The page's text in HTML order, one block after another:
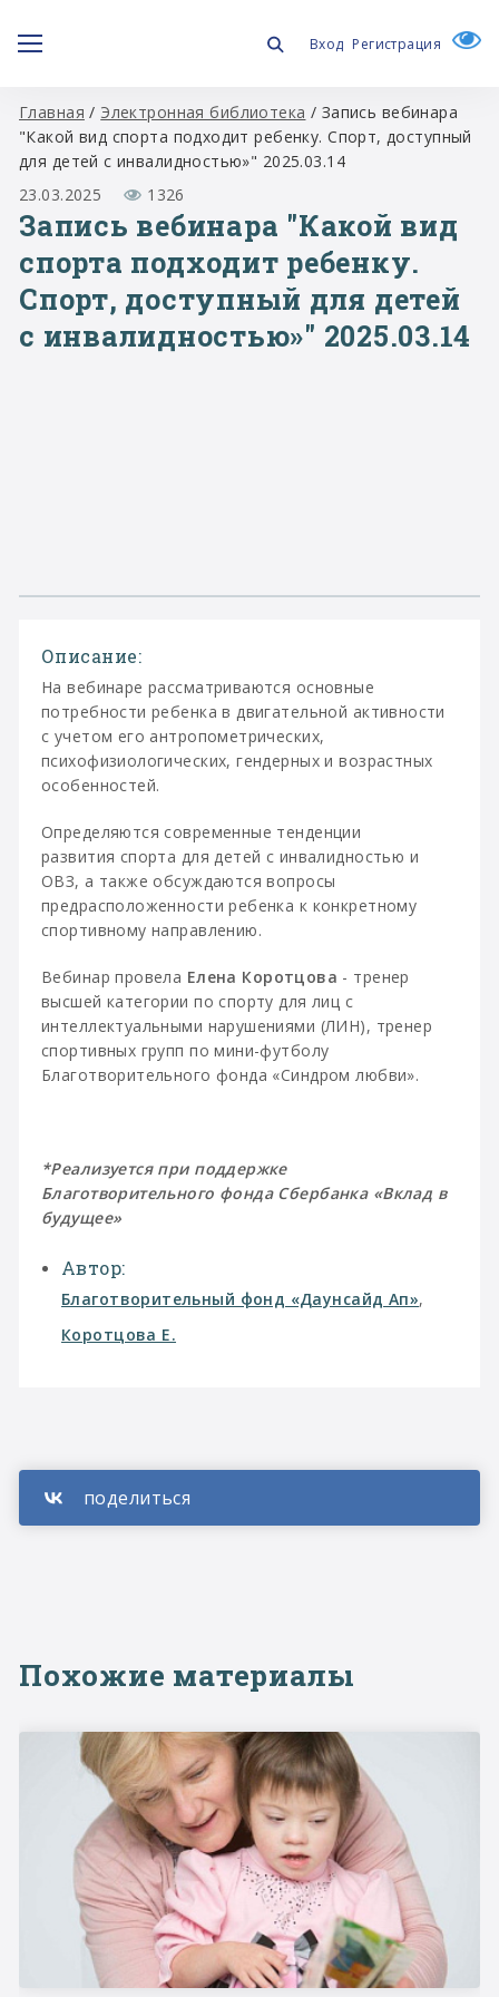
Вход Регистрация
Главная / Электронная библиотека / Запись вебинара
"Какой вид спорта подходит ребенку. Спорт, доступный
для детей с инвалидностью»" 2025.03.14
23.03.2025
1326
Запись вебинара "Какой вид
спорта подходит ребенку.
Спорт, доступный для детей
с инвалидностью»" 2025.03.14
Описание:
На вебинаре рассматриваются основные
потребности ребенка в двигательной активности
с учетом его антропометрических,
психофизиологических, гендерных и возрастных
особенностей.
Определяются современные тенденции
развития спорта для детей с инвалидностью и
ОВЗ, а также обсуждаются вопросы
предрасположенности ребенка к конкретному
спортивному направлению.
Вебинар провела Елена Коротцова - тренер
высшей категории по спорту для лиц с
интеллектуальными нарушениями (ЛИН), тренер
спортивных групп по мини-футболу
Благотворительного фонда «Синдром любви».
*Реализуется при поддержке
Благотворительного фонда Сбербанка «Вклад в
будущее»
Автор:
Благотворительный фонд «Даунсайд Ап»,
Коротцова Е.
Похожие материалы